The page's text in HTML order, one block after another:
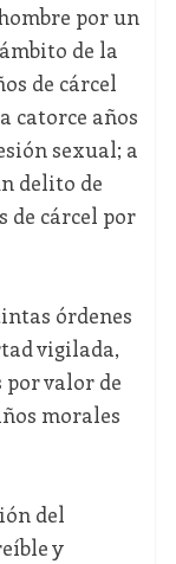
por un
de la
de cárcel
catorce años
sexual; a
delito de
de cárcel por
órdenes
vigilada,
valor de
morales
del
y